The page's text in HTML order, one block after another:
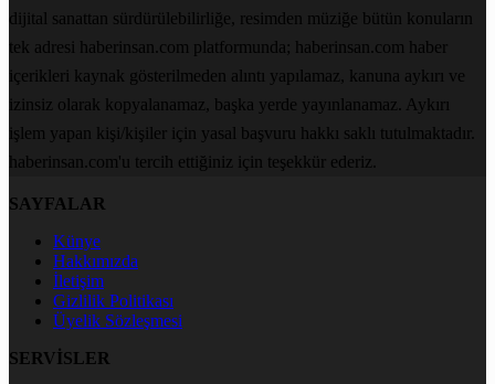
dijital sanattan sürdürülebilirliğe, resimden müziğe bütün konuların
tek adresi haberinsan.com platformunda; haberinsan.com haber
içerikleri kaynak gösterilmeden alıntı yapılamaz, kanuna aykırı ve
izinsiz olarak kopyalanamaz, başka yerde yayınlanamaz. Aykırı
işlem yapan kişi/kişiler için yasal başvuru hakkı saklı tutulmaktadır.
haberinsan.com'u tercih ettiğiniz için teşekkür ederiz.
SAYFALAR
Künye
Hakkımızda
İletişim
Gizlilik Politikası
Üyelik Sözleşmesi
SERVİSLER